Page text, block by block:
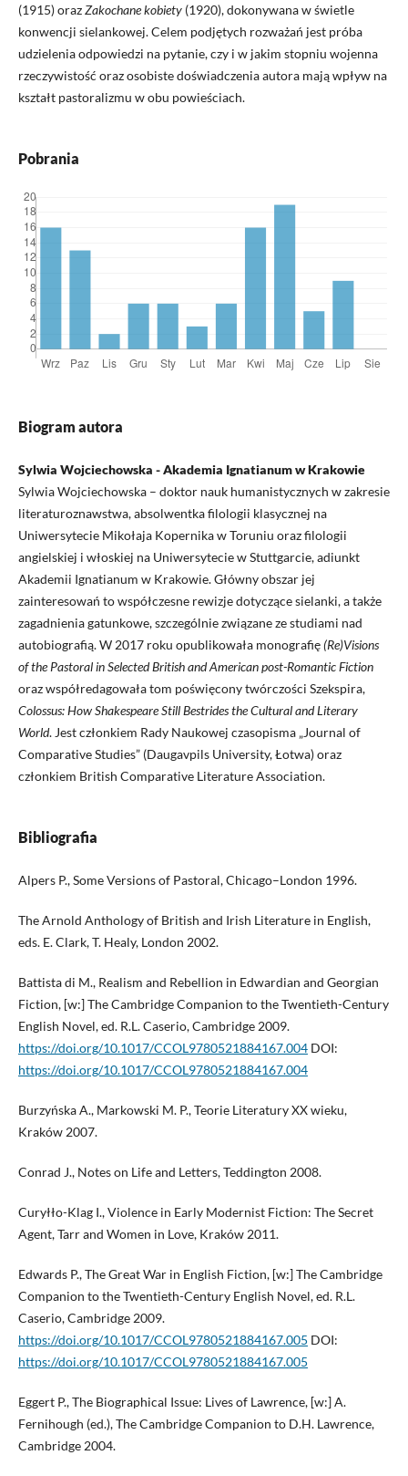
(1915) orazZakochane kobiety (1920), dokonywana w świetle
konwencji sielankowej. Celem podjętych rozważań jest próba
udzielenia odpowiedzi na pytanie, czy i w jakim stopniu wojenna
rzeczywistość oraz osobiste doświadczenia autora mają wpływ na
kształt pastoralizmu w obu powieściach.
Pobrania
Biogram autora
Sylwia Wojciechowska - Akademia Ignatianum w Krakowie
Sylwia Wojciechowska – doktor nauk humanistycznych w zakresie
literaturoznawstwa, absolwentka filologii klasycznej na
Uniwersytecie Mikołaja Kopernika w Toruniu oraz filologii
angielskiej i włoskiej na Uniwersytecie w Stuttgarcie, adiunkt
Akademii Ignatianum w Krakowie. Główny obszar jej
zainteresowań to współczesne rewizje dotyczące sielanki, a także
zagadnienia gatunkowe, szczególnie związane ze studiami nad
autobiografią. W 2017 roku opublikowała monografię(Re)Visions
of the Pastoral in Selected British and American post-Romantic Fiction
oraz współredagowała tom poświęcony twórczości Szekspira,
Colossus: How Shakespeare Still Bestrides the Cultural and Literary
World. Jest członkiem Rady Naukowej czasopisma „Journal of
Comparative Studies” (Daugavpils University, Łotwa) oraz
członkiem British Comparative Literature Association.
Bibliografia
Alpers P., Some Versions of Pastoral, Chicago–London 1996.
The Arnold Anthology of British and Irish Literature in English,
eds. E. Clark, T. Healy, London 2002.
Battista di M., Realism and Rebellion in Edwardian and Georgian
Fiction, [w:] The Cambridge Companion to the Twentieth-Century
English Novel, ed. R.L. Caserio, Cambridge 2009.
https://doi.org/10.1017/CCOL9780521884167.004DOI:
https://doi.org/10.1017/CCOL9780521884167.004
Burzyńska A., Markowski M. P., Teorie Literatury XX wieku,
Kraków 2007.
Conrad J., Notes on Life and Letters, Teddington 2008.
Curyłło-Klag I., Violence in Early Modernist Fiction: The Secret
Agent, Tarr and Women in Love, Kraków 2011.
Edwards P., The Great War in English Fiction, [w:] The Cambridge
Companion to the Twentieth-Century English Novel, ed. R.L.
Caserio, Cambridge 2009.
https://doi.org/10.1017/CCOL9780521884167.005 DOI:
https://doi.org/10.1017/CCOL9780521884167.005
Eggert P., The Biographical Issue: Lives of Lawrence, [w:] A.
Fernihough (ed.), The Cambridge Companion to D.H. Lawrence,
Cambridge 2004.